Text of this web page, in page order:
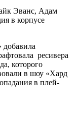
Эванс, Адам
в корпусе
добавила
ресивера
которого
в шоу «Хард
в плей-